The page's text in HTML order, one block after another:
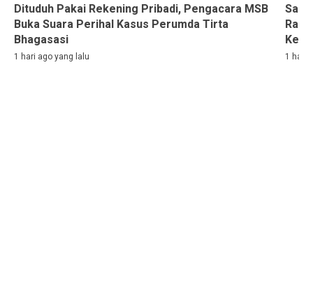
Dituduh Pakai Rekening Pribadi, Pengacara MSB
Buka Suara Perihal Kasus Perumda Tirta
Bhagasasi
1 hari ago yang lalu 1 hari